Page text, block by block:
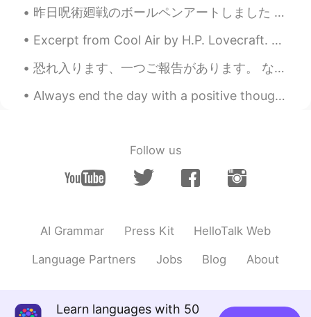
EN JPCN
adds great flavor ^^
Kiki 2020.06.10 22:27
イーストの代わりにビールを入れればいい
Momo 2020.06.10 22:22
ここにはパンがあまりなかったので、
ここにはパンがあまりなかったので、
昨日呪術廻戦のボールペンアートしました 🖊 実、今日はJLPTの日でした。でも、コロナのためにキャンセルされました。マレーシアは今封鎖だったので少しい悲しくなりました ( TДT) 大学の友達に...
Excerpt from Cool Air by H.P. Lovecraft. He sought to distract my mind from my own seizure by sp...
恐れ入ります、一つご報告があります。 なくした靴下片方が見つけました。 洗濯物の籠の下にありました。 つまり、洗濯もの全部終わったはずだったけれども、靴下片方だけは洗濯していないままに残されまし...
Always end the day with a positive thought,no matter how hard things were , tomorrow is a fresh o...
Follow us
AI Grammar Press Kit HelloTalk Web
Language Partners Jobs Blog About
Learn languages with 50